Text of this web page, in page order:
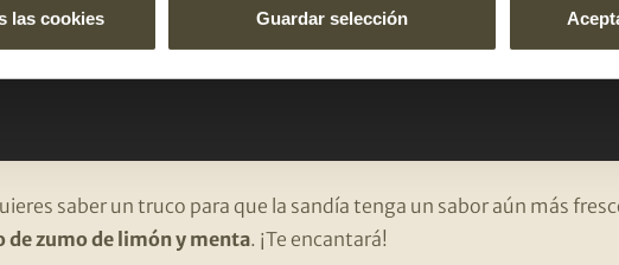
las cookies Guardar selección
saber un truco para que la sandía tenga un sabor aún más
de zumo de limón y menta. ¡Te encantará!